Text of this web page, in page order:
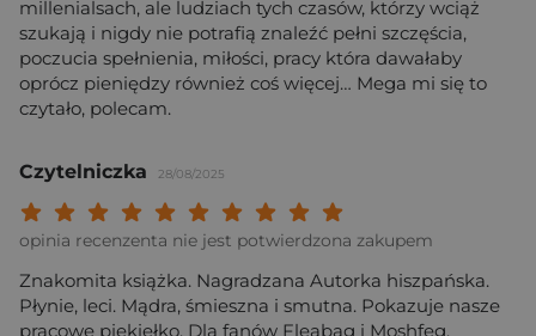
millenialsach, ale ludziach tych czasów, którzy wciąż
szukają i nigdy nie potrafią znaleźć pełni szczęścia,
poczucia spełnienia, miłości, pracy która dawałaby
oprócz pieniędzy również coś więcej… Mega mi się to
czytało, polecam.
Czytelniczka 28/08/2025
Twoja ocena:
Twoja ocena: Wybitna 9/
Twoja ocena: Rewelacyjna 8/
Twoja ocena: Bardzo dobra 7/10"
Twoja ocena: Dobra 6/10"
Twoja ocena: Przeciętna 5/10"
Twoja ocena: Może być 4/10"
Twoja ocena: Słaba 3/10"
Twoja ocena: Bardzo słaba 2/10"
Twoja ocena: Beznadziejna 1/10"
opinia recenzenta nie jest potwierdzona zakupem
Znakomita książka. Nagradzana Autorka hiszpańska.
Płynie, leci. Mądra, śmieszna i smutna. Pokazuje nasze
pracowe piekiełko. Dla fanów Fleabag i Moshfeg.